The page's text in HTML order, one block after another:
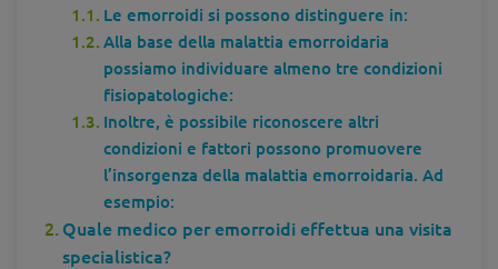
Le emorroidi si possono distinguere in:
Alla base della malattia emorroidaria
possiamo individuare almeno tre condizioni
fisiopatologiche:
Inoltre, è possibile riconoscere altri
condizioni e fattori possono promuovere
l’insorgenza della malattia emorroidaria. Ad
esempio:
Quale medico per emorroidi effettua una visita
specialistica?